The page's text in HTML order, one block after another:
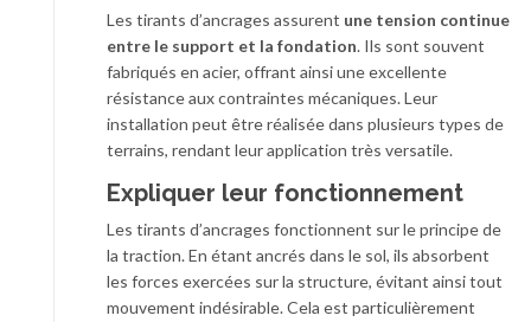
Les tirants d’ancrages assurent une tension continue
entre le support et la fondation. Ils sont souvent
fabriqués en acier, offrant ainsi une excellente
résistance aux contraintes mécaniques. Leur
installation peut être réalisée dans plusieurs types de
terrains, rendant leur application très versatile.
Expliquer leur fonctionnement
Les tirants d’ancrages fonctionnent sur le principe de
la traction. En étant ancrés dans le sol, ils absorbent
les forces exercées sur la structure, évitant ainsi tout
mouvement indésirable. Cela est particulièrement